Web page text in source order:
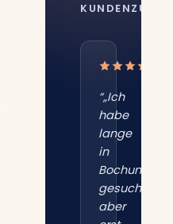
“„Ich
habe
lange
in
Bochum
gesucht,
aber